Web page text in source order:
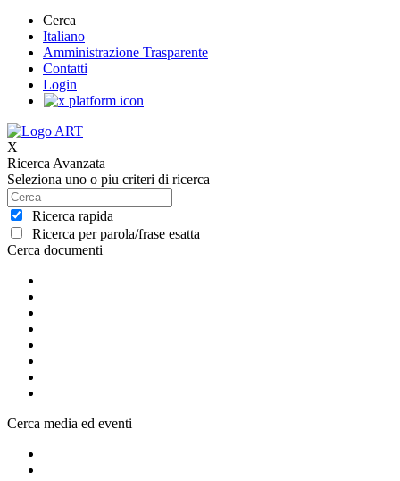
Cerca
Italiano
Amministrazione Trasparente
Contatti
Login
X
Ricerca Avanzata
Seleziona uno o piu criteri di ricerca
Ricerca rapida
Ricerca per parola/frase esatta
Cerca documenti
Cerca media ed eventi